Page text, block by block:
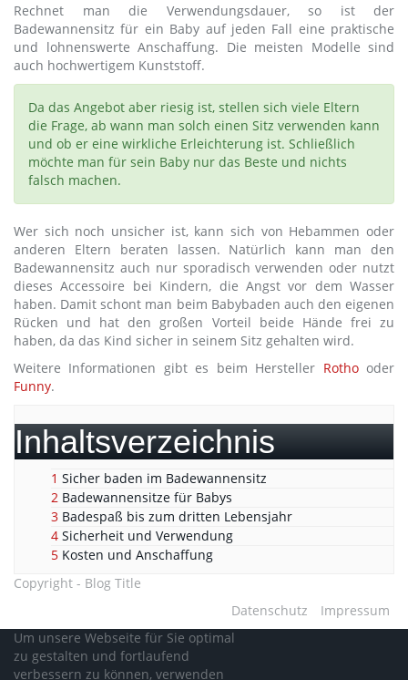
Rechnet man die Verwendungsdauer, so ist der
Badewannensitz für ein Baby auf jeden Fall eine praktische
und lohnenswerte Anschaffung. Die meisten Modelle sind
auch hochwertigem Kunststoff.
Da das Angebot aber riesig ist, stellen sich viele Eltern
die Frage, ab wann man solch einen Sitz verwenden kann
und ob er eine wirkliche Erleichterung ist. Schließlich
möchte man für sein Baby nur das Beste und nichts
falsch machen.
Wer sich noch unsicher ist, kann sich von Hebammen oder
anderen Eltern beraten lassen. Natürlich kann man den
Badewannensitz auch nur sporadisch verwenden oder nutzt
dieses Accessoire bei Kindern, die Angst vor dem Wasser
haben. Damit schont man beim Babybaden auch den eigenen
Rücken und hat den großen Vorteil beide Hände frei zu
haben, da das Kind sicher in seinem Sitz gehalten wird.
Weitere Informationen gibt es beim Hersteller Rothooder
Funny.
Inhaltsverzeichnis
1 Sicher baden im Badewannensitz
2 Badewannensitze für Babys
3 Badespaß bis zum dritten Lebensjahr
4 Sicherheit und Verwendung
5 Kosten und Anschaffung
Copyright - Blog Title
Datenschutz
Impressum
Um unsere Webseite für Sie optimal
zu gestalten und fortlaufend
verbessern zu können, verwenden